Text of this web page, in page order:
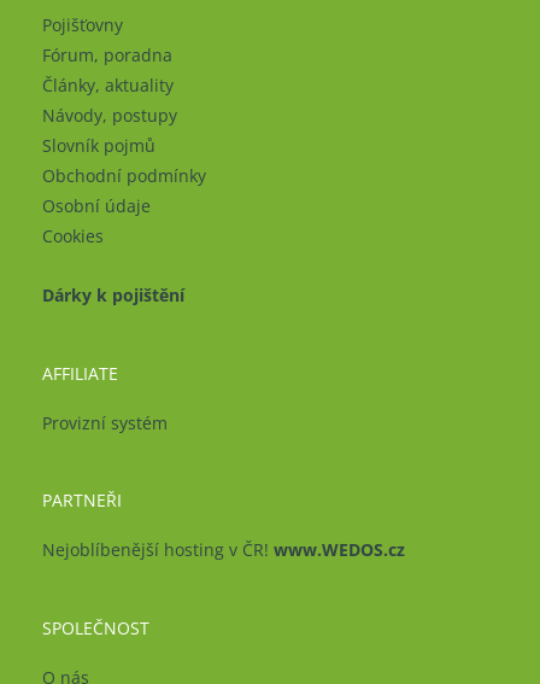
Pojišťovny
Fórum, poradna
Články, aktuality
Návody, postupy
Slovník pojmů
Obchodní podmínky
Osobní údaje
Cookies
Dárky k pojištění
AFFILIATE
Provizní systém
PARTNEŘI
Nejoblíbenější hosting v ČR! www.WEDOS.cz
SPOLEČNOST
O nás